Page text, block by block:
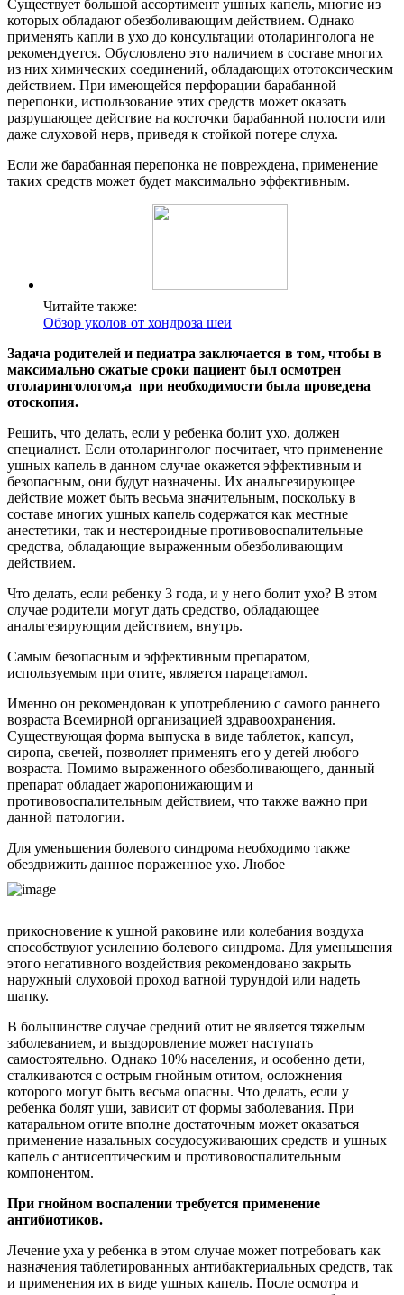
Существует большой ассортимент ушных капель, многие из
которых обладают обезболивающим действием. Однако
применять капли в ухо до консультации отоларинголога не
рекомендуется. Обусловлено это наличием в составе многих
из них химических соединений, обладающих ототоксическим
действием. При имеющейся перфорации барабанной
перепонки, использование этих средств может оказать
разрушающее действие на косточки барабанной полости или
даже слуховой нерв, приведя к стойкой потере слуха.
Если же барабанная перепонка не повреждена, применение
таких средств может будет максимально эффективным.
Читайте также:
Обзор уколов от хондроза шеи
Задача родителей и педиатра заключается в том, чтобы в
максимально сжатые сроки пациент был осмотрен
отоларингологом,а при необходимости была проведена
отоскопия.
Решить, что делать, если у ребенка болит ухо, должен
специалист. Если отоларинголог посчитает, что применение
ушных капель в данном случае окажется эффективным и
безопасным, они будут назначены. Их анальгезирующее
действие может быть весьма значительным, поскольку в
составе многих ушных капель содержатся как местные
анестетики, так и нестероидные противовоспалительные
средства, обладающие выраженным обезболивающим
действием.
Что делать, если ребенку 3 года, и у него болит ухо? В этом
случае родители могут дать средство, обладающее
анальгезирующим действием, внутрь.
Самым безопасным и эффективным препаратом,
используемым при отите, является парацетамол.
Именно он рекомендован к употреблению с самого раннего
возраста Всемирной организацией здравоохранения.
Существующая форма выпуска в виде таблеток, капсул,
сиропа, свечей, позволяет применять его у детей любого
возраста. Помимо выраженного обезболивающего, данный
препарат обладает жаропонижающим и
противовоспалительным действием, что также важно при
данной патологии.
Для уменьшения болевого синдрома необходимо также
обездвижить данное пораженное ухо. Любое
прикосновение к ушной раковине или колебания воздуха
способствуют усилению болевого синдрома. Для уменьшения
этого негативного воздействия рекомендовано закрыть
наружный слуховой проход ватной турундой или надеть
шапку.
В большинстве случае средний отит не является тяжелым
заболеванием, и выздоровление может наступать
самостоятельно. Однако 10% населения, и особенно дети,
сталкиваются с острым гнойным отитом, осложнения
которого могут быть весьма опасны. Что делать, если у
ребенка болят уши, зависит от формы заболевания. При
катаральном отите вполне достаточным может оказаться
применение назальных сосудосуживающих средств и ушных
капель с антисептическим и противовоспалительным
компонентом.
При гнойном воспалении требуется применение
антибиотиков.
Лечение уха у ребенка в этом случае может потребовать как
назначения таблетированных антибактериальных средств, так
и применения их в виде ушных капель. После осмотра и